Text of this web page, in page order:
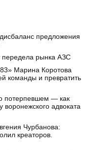
предложения
передела рынка АЗС
Марина Коротова
команды и превратить
потерпевшем — как
адвоката
Чурбанова:
креаторов.